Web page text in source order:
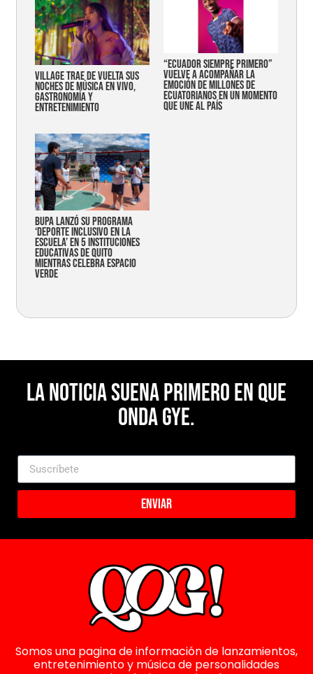
Village trae de vuelta sus
noches de música en vivo,
gastronomía y
entretenimiento
“Ecuador siempre primero”
vuelve a acompañar la
emoción de millones de
ecuatorianos en un momento
que une al país
Bupa lanzó su programa
‘Deporte Inclusivo en la
Escuela’ en 5 instituciones
educativas de Quito
mientras celebra espacio
verde
La noticia suena primero en Que
Onda Gye.
Enviar
Somos una pagina de información de lanzamientos,
entretenimiento y música de personalidades